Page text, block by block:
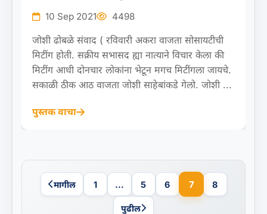
10 Sep 2021 4498
जोशी ढोबळे संवाद ( रविवारी अकरा वाजता सोसायटीची
मिटींग होती. सक्रीय सभासद ह्या नात्याने विचार केला की
मिटींग आधी दोनचार लोकांना भेटून मगच मिटींगला जायचे.
सकाळी ठीक आठ वाजता जोशी साहेबांकडे गेलो. जोशी ...
पुस्तक वाचा
मागील 1 ... 5 6 7 8
पुढील